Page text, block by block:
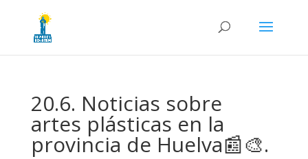
20.6. Noticias sobre
artes plásticas en la
provincia de Huelva📰🎨.